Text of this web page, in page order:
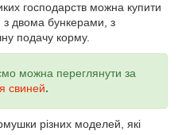
господарств можна купити
з двома бункерами, з
подачу корму.
можна переглянути за
свиней.
різних моделей, які